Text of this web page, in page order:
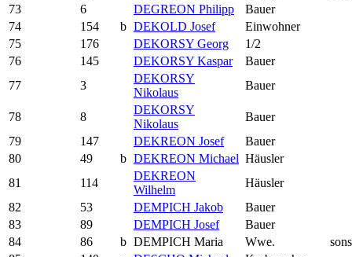
73
6 DEGREON Philipp
Bauer
74
154 b DEKOLD Josef
Einwohner
75
176 DEKORSY Georg
1/2
76
145 DEKORSY Kaspar
Bauer
77
3
DEKORSY
Nikolaus
Bauer
78 8
DEKORSY
Nikolaus
Bauer
79
147 DEKREON Josef
Bauer
80
49 b DEKREON Michael Häusler
81
114
DEKREON
Wilhelm
Häusler
82
53 DEMPICH Jakob
Bauer
83
89 DEMPICH Josef
Bauer
84
86 b DEMPICH Maria Wwe.